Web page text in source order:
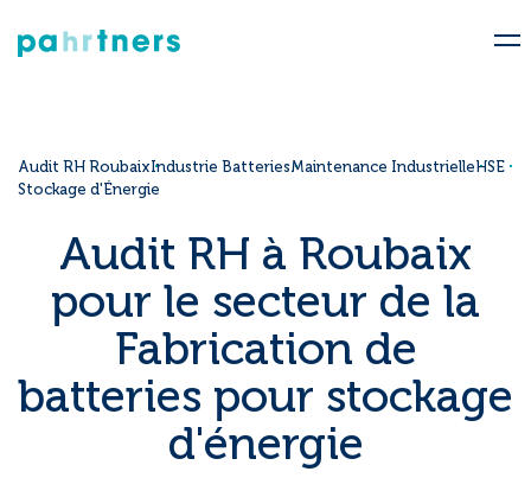
Audit RH RoubaixIndustrie BatteriesMaintenance IndustrielleHSE
Stockage d'Énergie
Audit RH à Roubaix
pour le secteur de la
Fabrication de
batteries pour stockage
d'énergie